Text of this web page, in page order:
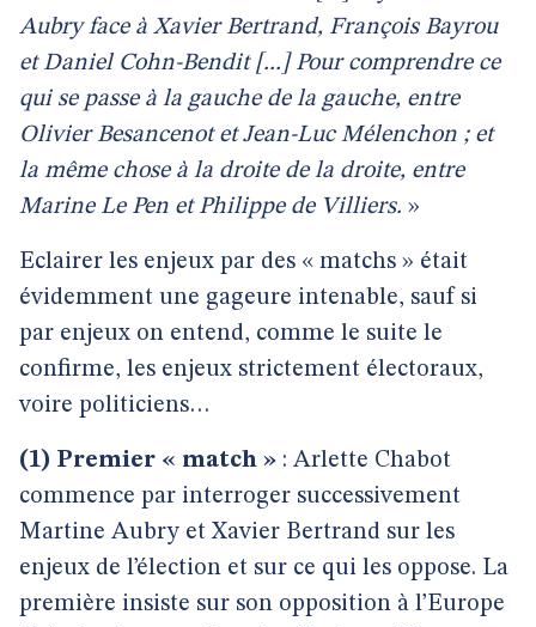
Aubry face à Xavier Bertrand, François Bayrou
et Daniel Cohn-Bendit [...] Pour comprendre ce
qui se passe à la gauche de la gauche, entre
Olivier Besancenot et Jean-Luc Mélenchon ; et
la même chose à la droite de la droite, entre
Marine Le Pen et Philippe de Villiers. »
Eclairer les enjeux par des « matchs » était
évidemment une gageure intenable, sauf si
par enjeux on entend, comme le suite le
confirme, les enjeux strictement électoraux,
voire politiciens…
(1) Premier « match » : Arlette Chabot
commence par interroger successivement
Martine Aubry et Xavier Bertrand sur les
enjeux de l’élection et sur ce qui les oppose. La
première insiste sur son opposition à l’Europe